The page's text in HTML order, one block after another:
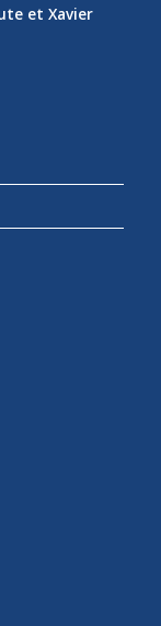
et Xavier